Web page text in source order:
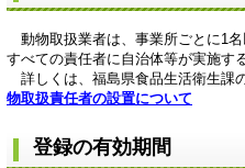
動物取扱業者は、事業所ごとに1
すべての責任者に自治体等が実施す
詳しくは、福島県食品生活衛生課
物取扱責任者の設置について
登録の有効期間